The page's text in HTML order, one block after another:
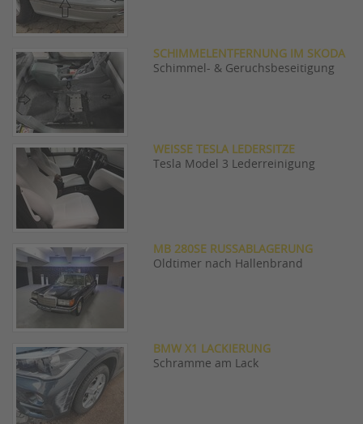
SCHIMMELENTFERNUNG IM SKODA
Schimmel- & Geruchsbeseitigung
WEISSE TESLA LEDERSITZE
Tesla Model 3 Lederreinigung
MB 280SE RUSSABLAGERUNG
Oldtimer nach Hallenbrand
BMW X1 LACKIERUNG
Schramme am Lack